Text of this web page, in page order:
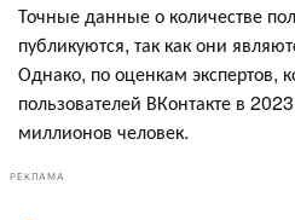
Точные данные о количестве
публикуются, так как они
Однако, по оценкам экспертов,
пользователей ВКонтакте в
миллионов человек.
РЕКЛАМА